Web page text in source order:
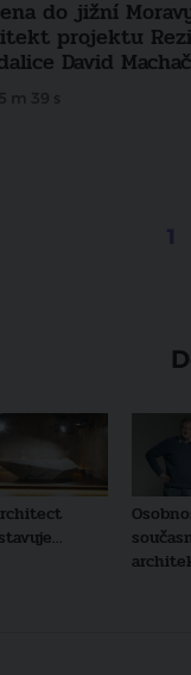
do jižní
projektu
David Machač
m 39 s